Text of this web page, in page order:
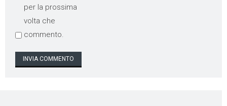
per la prossima
volta che
commento.